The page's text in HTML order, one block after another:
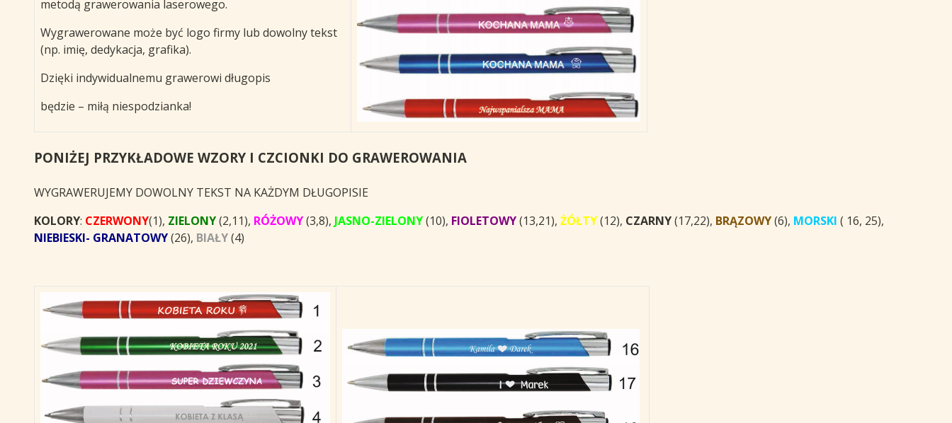
metodą grawerowania laserowego.
Wygrawerowane może być logo firmy lub dowolny tekst
(np. imię, dedykacja, grafika).
Dzięki indywidualnemu grawerowi długopis
będzie – miłą niespodzianka!
PONIŻEJ PRZYKŁADOWE WZORY I CZCIONKI DO GRAWEROWANIA
WYGRAWERUJEMY DOWOLNY TEKST NA KAŻDYM DŁUGOPISIE
KOLORY: CZERWONY(1), ZIELONY(2,11), RÓŻOWY(3,8), JASNO-ZIELONY(10), FIOLETOWY(13,21), ŻÓŁTY(12), CZARNY(17,22), BRĄZOWY(6), MORSKI ( 16, 25),
NIEBIESKI- GRANATOWY(26), BIAŁY(4)